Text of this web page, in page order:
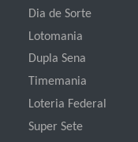
Dia de Sorte
Lotomania
Dupla Sena
Timemania
Loteria Federal
Super Sete